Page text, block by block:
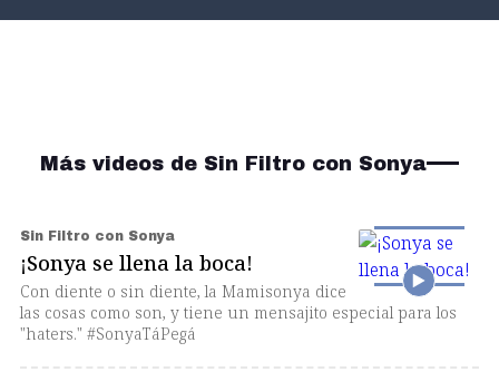
Más videos de Sin Filtro con Sonya
Sin Filtro con Sonya
¡Sonya se llena la boca!
Con diente o sin diente, la Mamisonya dice
las cosas como son, y tiene un mensajito especial para los
"haters." #SonyaTáPegá